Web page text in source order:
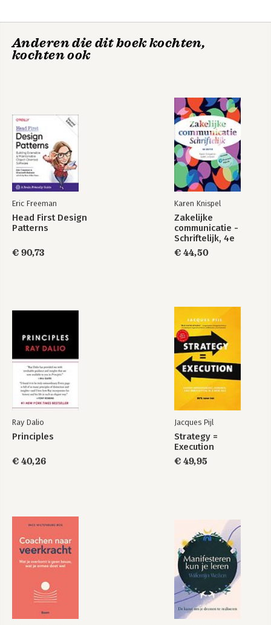
Anderen die dit boek kochten,
kochten ook
Eric Freeman
Head First Design
Patterns
€ 90,73
Karen Knispel
Zakelijke
communicatie -
Schriftelijk, 4e
editie met MyLab NL
toegangscode
€ 44,50
Ray Dalio
Principles
€ 40,26
Jacques Pijl
Strategy =
Execution
€ 49,95